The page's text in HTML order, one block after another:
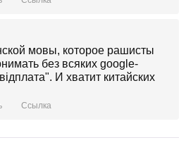
мовы, которое рашисты
без всяких google-
И хватит китайских
Ссылка